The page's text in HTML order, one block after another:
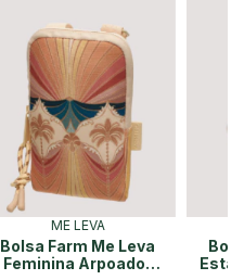
ME LEVA
Bolsa Farm Me Leva
Feminina Arpoador